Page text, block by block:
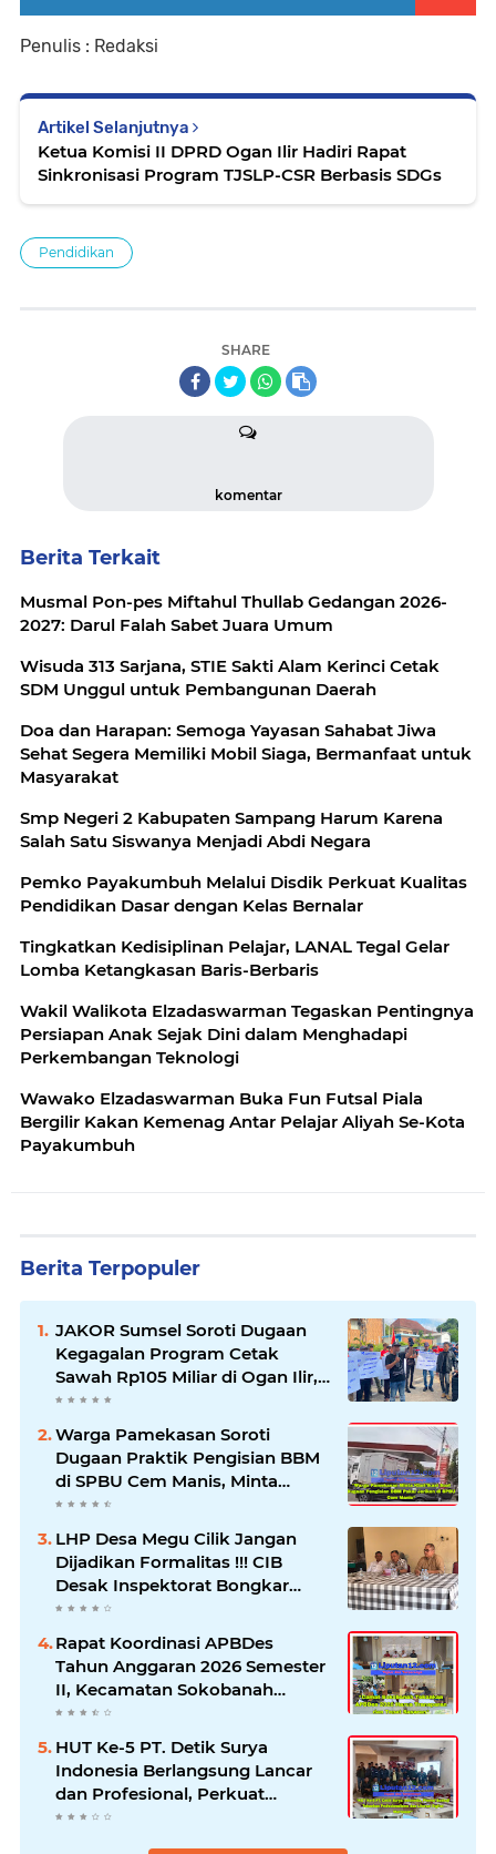
Penulis : Redaksi
Artikel Selanjutnya
Ketua Komisi II DPRD Ogan Ilir Hadiri Rapat
Sinkronisasi Program TJSLP-CSR Berbasis SDGs
Pendidikan
SHARE
komentar
Berita Terkait
Musmal Pon-pes Miftahul Thullab Gedangan 2026-
2027: Darul Falah Sabet Juara Umum
Wisuda 313 Sarjana, STIE Sakti Alam Kerinci Cetak
SDM Unggul untuk Pembangunan Daerah
Doa dan Harapan: Semoga Yayasan Sahabat Jiwa
Sehat Segera Memiliki Mobil Siaga, Bermanfaat untuk
Masyarakat
Smp Negeri 2 Kabupaten Sampang Harum Karena
Salah Satu Siswanya Menjadi Abdi Negara
Pemko Payakumbuh Melalui Disdik Perkuat Kualitas
Pendidikan Dasar dengan Kelas Bernalar
Tingkatkan Kedisiplinan Pelajar, LANAL Tegal Gelar
Lomba Ketangkasan Baris-Berbaris
Wakil Walikota Elzadaswarman Tegaskan Pentingnya
Persiapan Anak Sejak Dini dalam Menghadapi
Perkembangan Teknologi
Wawako Elzadaswarman Buka Fun Futsal Piala
Bergilir Kakan Kemenag Antar Pelajar Aliyah Se-Kota
Payakumbuh
Berita Terpopuler
JAKOR Sumsel Soroti Dugaan
Kegagalan Program Cetak
Sawah Rp105 Miliar di Ogan Ilir,
Desak Kadis Pertanian Mundur
Warga Pamekasan Soroti
Dugaan Praktik Pengisian BBM
di SPBU Cem Manis, Minta
Klarifikasi dan Pengawasan
LHP Desa Megu Cilik Jangan
Dijadikan Formalitas !!! CIB
Desak Inspektorat Bongkar
Seluruh Fakta dan Hentikan
Dugaan Permainan Oknum
Rapat Koordinasi APBDes
Tahun Anggaran 2026 Semester
II, Kecamatan Sokobanah
Libatkan 12 Desa
HUT Ke-5 PT. Detik Surya
Indonesia Berlangsung Lancar
dan Profesional, Perkuat
Kompetensi Wartawan